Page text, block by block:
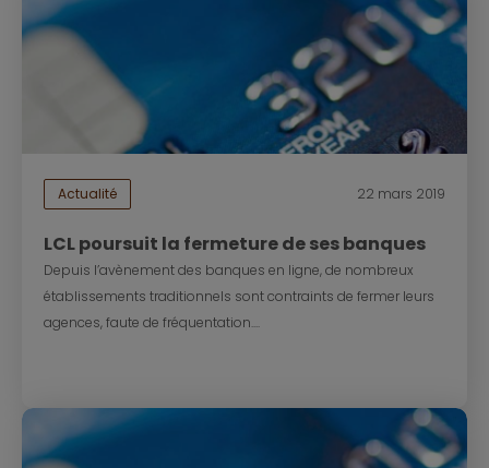
Actualité 22 mars 2019
LCL poursuit la fermeture de ses banques
Depuis l’avènement des banques en ligne, de nombreux
établissements traditionnels sont contraints de fermer leurs
agences, faute de fréquentation....